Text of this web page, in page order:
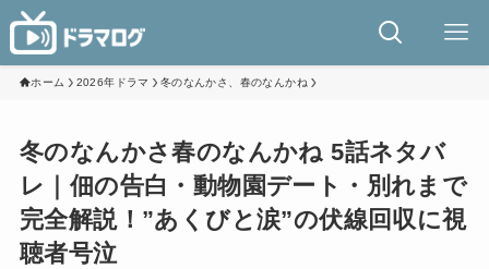
ホーム 2026年ドラマ 冬のなんかさ、春のなんかね
冬のなんかさ春のなんかね 5話ネタバ
レ｜佃の告白・動物園デート・別れまで
完全解説！”あくびと涙”の伏線回収に視
聴者号泣